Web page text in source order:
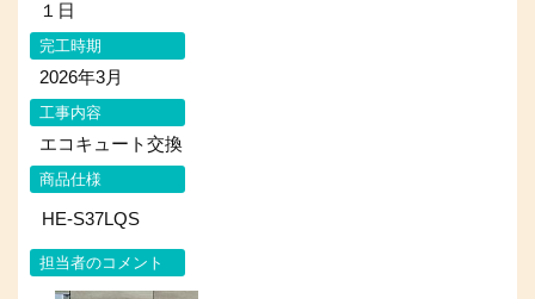
１日
完工時期
2026年3月
工事内容
エコキュート交換
商品仕様
HE-S37LQS
担当者のコメント